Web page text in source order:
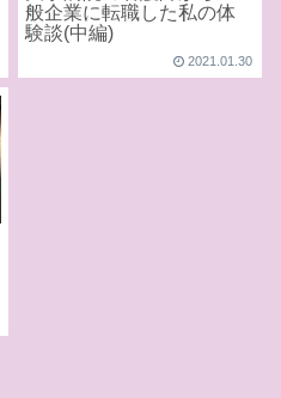
般企業に転職した私の体
験談(中編)
2021.01.30